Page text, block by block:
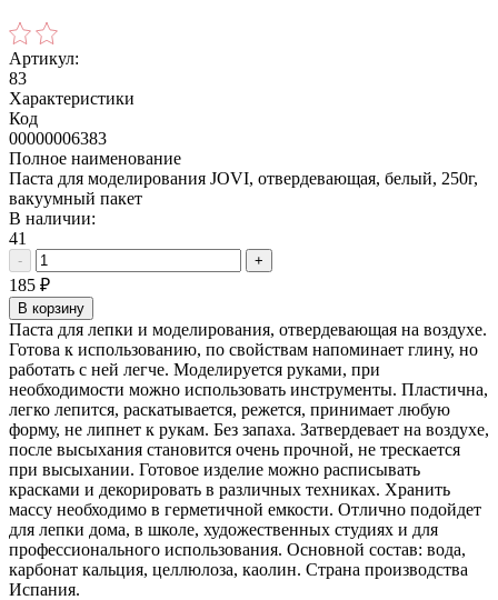
Артикул:
83
Характеристики
Код
00000006383
Полное наименование
Паста для моделирования JOVI, отвердевающая, белый, 250г,
вакуумный пакет
В наличии:
41
- +
185 ₽
В корзину
Паста для лепки и моделирования, отвердевающая на воздухе.
Готова к использованию, по свойствам напоминает глину, но
работать с ней легче. Моделируется руками, при
необходимости можно использовать инструменты. Пластична,
легко лепится, раскатывается, режется, принимает любую
форму, не липнет к рукам. Без запаха. Затвердевает на воздухе,
после высыхания становится очень прочной, не трескается
при высыхании. Готовое изделие можно расписывать
красками и декорировать в различных техниках. Хранить
массу необходимо в герметичной емкости. Отлично подойдет
для лепки дома, в школе, художественных студиях и для
профессионального использования. Основной состав: вода,
карбонат кальция, целлюлоза, каолин. Страна производства
Испания.